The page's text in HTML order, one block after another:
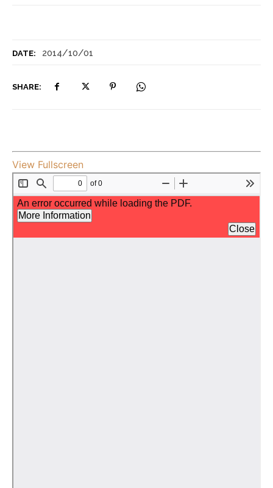
DATE: 2014/10/01
SHARE:
View Fullscreen